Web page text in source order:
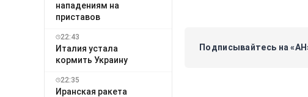
нападениям на
приставов
22:43
Италия устала
кормить Украину
22:35
Иранская ракета
Подписывайтесь на